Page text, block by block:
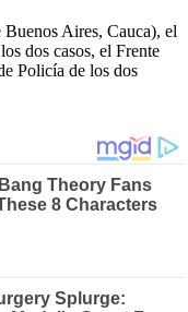
Aires, Cauca), el
dos casos, el Frente
Policía de los dos